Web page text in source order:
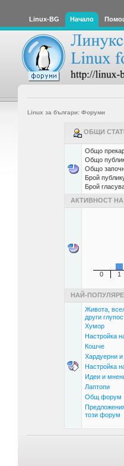
Linux-BG Начало
Linux за българи: Форуми
ОБЩИ
Общо
Общо
Общо
Брой
Брой
АКТИВНОСТ
0 1
НАЙ-
Живота,
други
Хумор
Настройка
Кошче
Хардуерни
Настройка
Идеи и
Лаптопи
Общ форум
този форум